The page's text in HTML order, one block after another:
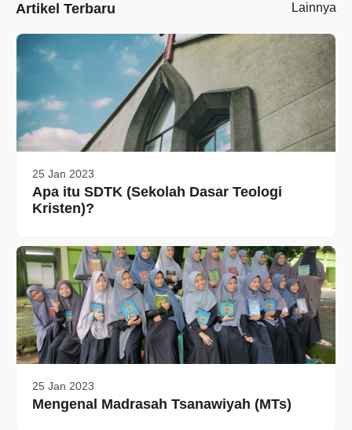
Artikel Terbaru Lainnya
25 Jan 2023
Apa itu SDTK (Sekolah Dasar Teologi
Kristen)?
25 Jan 2023
Mengenal Madrasah Tsanawiyah (MTs)